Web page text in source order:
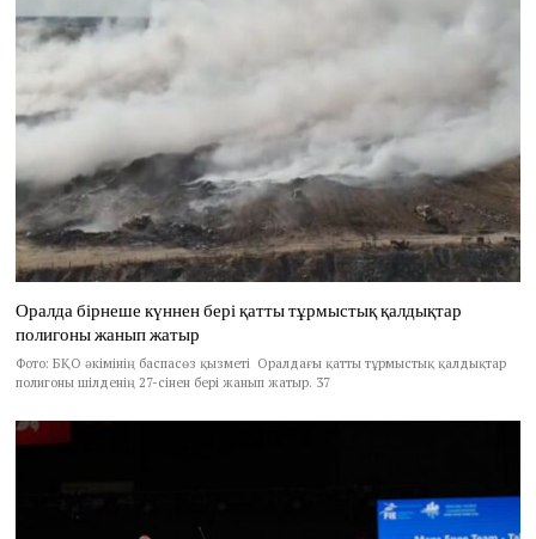
Оралда бірнеше күннен бері қатты тұрмыстық қалдықтар
полигоны жанып жатыр
Фото: БҚО әкімінің баспасөз қызметі Оралдағы қатты тұрмыстық қалдықтар
полигоны шілденің 27-сінен бері жанып жатыр. 37